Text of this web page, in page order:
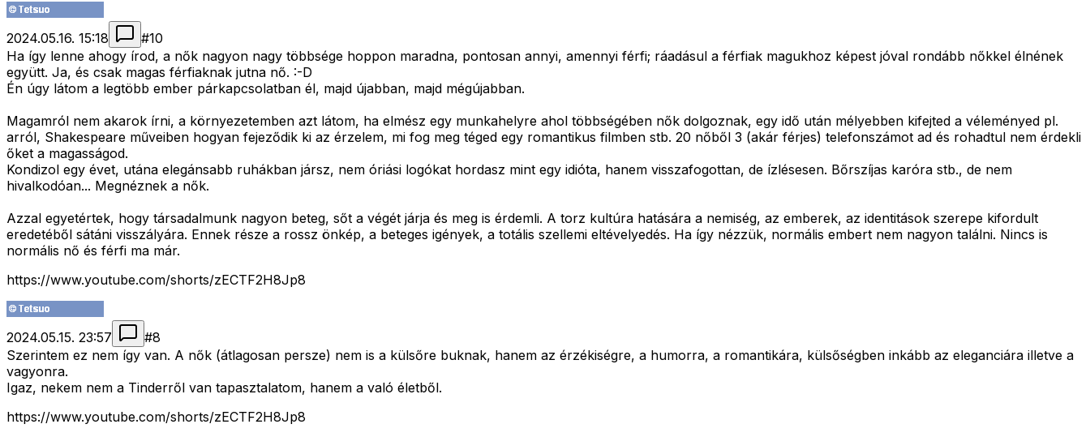
2024.05.16. 15:18 #10
Ha így lenne ahogy írod, a nők nagyon nagy többsége hoppon maradna, pontosan annyi, amennyi férfi; ráadásul a férfiak magukhoz képest jóval rondább nőkkel élnének
együtt. Ja, és csak magas férfiaknak jutna nő. :-D
Én úgy látom a legtöbb ember párkapcsolatban él, majd újabban, majd mégújabban.
Magamról nem akarok írni, a környezetemben azt látom, ha elmész egy munkahelyre ahol többségében nők dolgoznak, egy idő után mélyebben kifejted a véleményed pl.
arról, Shakespeare műveiben hogyan fejeződik ki az érzelem, mi fog meg téged egy romantikus filmben stb. 20 nőből 3 (akár férjes) telefonszámot ad és rohadtul nem érdekli
őket a magasságod.
Kondizol egy évet, utána elegánsabb ruhákban jársz, nem óriási logókat hordasz mint egy idióta, hanem visszafogottan, de ízlésesen. Bőrszíjas karóra stb., de nem
hivalkodóan... Megnéznek a nők.
Azzal egyetértek, hogy társadalmunk nagyon beteg, sőt a végét járja és meg is érdemli. A torz kultúra hatására a nemiség, az emberek, az identitások szerepe kifordult
eredetéből sátáni visszályára. Ennek része a rossz önkép, a beteges igények, a totális szellemi eltévelyedés. Ha így nézzük, normális embert nem nagyon találni. Nincs is
normális nő és férfi ma már.
https://www.youtube.com/shorts/zECTF2H8Jp8
2024.05.15. 23:57 #8
Szerintem ez nem így van. A nők (átlagosan persze) nem is a külsőre buknak, hanem az érzékiségre, a humorra, a romantikára, külsőségben inkább az eleganciára illetve a
vagyonra.
Igaz, nekem nem a Tinderről van tapasztalatom, hanem a való életből.
https://www.youtube.com/shorts/zECTF2H8Jp8